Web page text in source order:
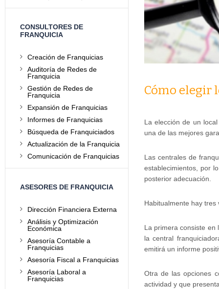
Cómo elegir
La elección de un
una de las mejores
Las centrales de
establecimientos, por
posterior adecuación.
Habitualmente hay
La primera consiste
la central
emitirá un informe
Otra de las opciones
actividad y que
CONSULTORES DE
FRANQUICIA
Creación de Franquicias
Auditoría de Redes de
Franquicia
Gestión de Redes de
Franquicia
Expansión de Franquicias
Informes de Franquicias
Búsqueda de Franquiciados
Actualización de la Franquicia
Comunicación de Franquicias
ASESORES DE FRANQUICIA
Dirección Financiera Externa
Análisis y Optimización
Económica
Asesoría Contable a
Franquicias
Asesoría Fiscal a Franquicias
Asesoría Laboral a
Franquicias